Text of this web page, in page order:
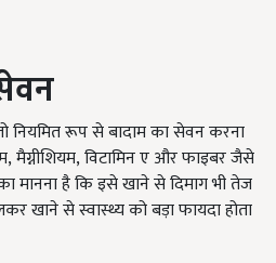
नियमित रूप से बादाम का सेवन करना
,मैग्नीशियम,विटामिन ए और फाइबर जैसे
मानना है कि इसे खाने से दिमाग भी तेज
खाने से स्वास्थ्य को बड़ा फायदा होता